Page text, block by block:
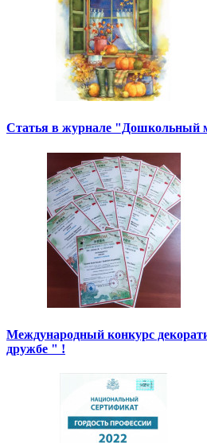
Статья в журнале "Дошкольный
Международный конкурс
дружбе " !